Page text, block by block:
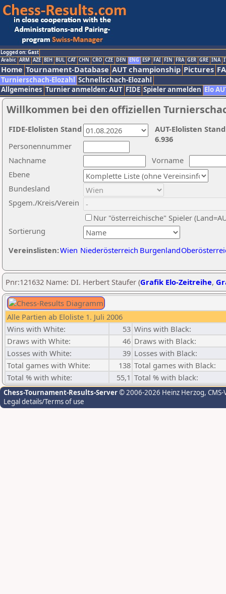
Logged on: Gast
Arabic ARM AZE BIH BUL CAT CHN CRO CZE DEN ENG ESP FAI FIN FRA GER GRE INA
Home Tournament-Database AUT championship Pictures
Turnierschach-Elozahl Schnellschach-Elozahl
Allgemeines Turnier anmelden: AUT FIDE Spieler anmelden Elo
Willkommen bei den offiziellen
Nachname
Vorname
Ebene
Sortierung
Personennummer
Bundesland
Spgem./Kreis/Verein
Nur "österreichische" Spieler
Vereinslisten:Wien Niederösterreich Burgenland
AUT-Elolisten
6.936
FIDE-Elolisten Stand
Pnr:121632 Name: DI. Herbert Staufer (Grafik Elo-Zeitreihe,
Alle Partien ab Eloliste 1. Juli 2006
Wins with White:
53 Wins with Black:
Draws with White:
46 Draws with Black:
Losses with White:
39 Losses with Black:
Total games with White:
138 Total games with Black:
Total % with white:
55,1 Total % with black:
Chess-Tournament-Results-Server© 2006-2026 Heinz Herzog,
Legal details/Terms of use